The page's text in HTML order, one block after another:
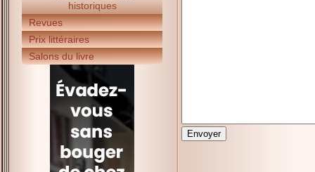
historiques
Revues
Prix littéraires
Salons du livre